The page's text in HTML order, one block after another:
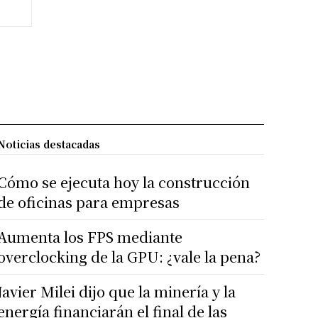
destacadas
se ejecuta hoy la construcción
oficinas para empresas
los FPS mediante
de la GPU: ¿vale la pena?
Milei dijo que la minería y la
financiarán el final de las